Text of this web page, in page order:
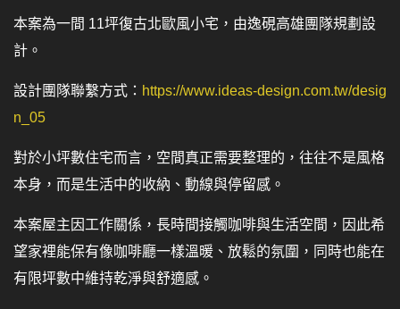
本案為一間 11坪復古北歐風小宅，由逸硯高雄團隊規劃設
計。
設計團隊聯繫方式： https://www.ideas-design.com.tw/desig
n_05
對於小坪數住宅而言，空間真正需要整理的，往往不是風格
本身，而是生活中的收納、動線與停留感。
本案屋主因工作關係，長時間接觸咖啡與生活空間，因此希
望家裡能保有像咖啡廳一樣溫暖、放鬆的氛圍，同時也能在
有限坪數中維持乾淨與舒適感。